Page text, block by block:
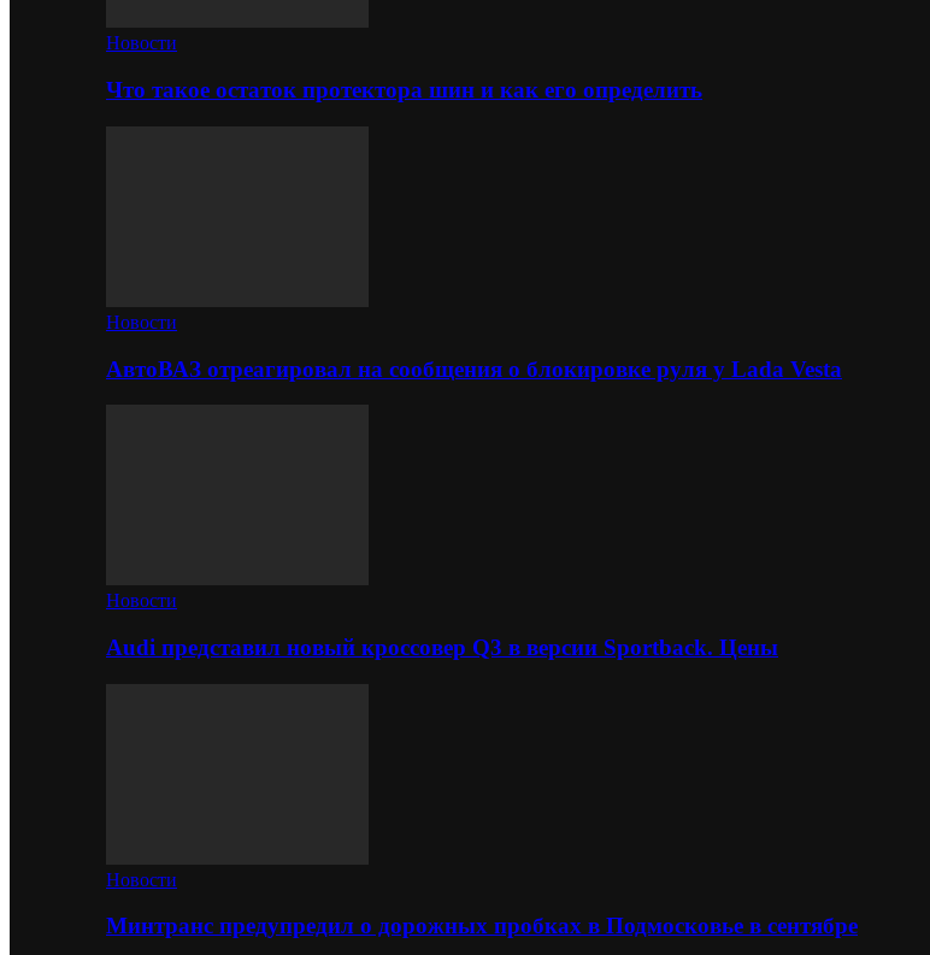
Новости
Что такое остаток протектора шин и как его определить
Новости
АвтоВАЗ отреагировал на сообщения о блокировке руля у Lada Vesta
Новости
Audi представил новый кроссовер Q3 в версии Sportback. Цены
Новости
Минтранс предупредил о дорожных пробках в Подмосковье в сентябре